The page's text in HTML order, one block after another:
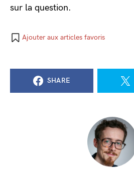
sur la question.
Ajouter aux articles favoris
SHARE